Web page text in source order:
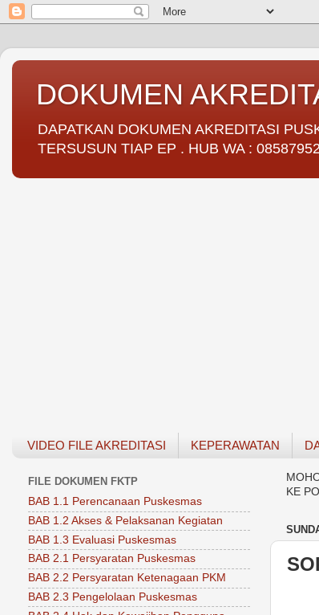
DOKUMEN
DAPATKAN DOKUMEN AKREDITASI
TERSUSUN TIAP EP . HUB WA :
VIDEO FILE AKREDITASI KEPERAWATAN
KE
FILE DOKUMEN FKTP
BAB 1.1 Perencanaan Puskesmas
BAB 1.2 Akses & Pelaksanan Kegiatan
BAB 1.3 Evaluasi Puskesmas
BAB 2.1 Persyaratan Puskesmas
BAB 2.2 Persyaratan Ketenagaan PKM
BAB 2.3 Pengelolaan Puskesmas